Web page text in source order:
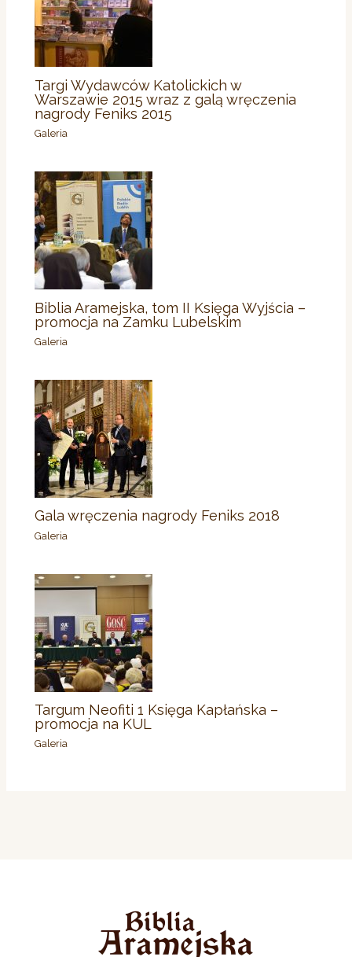
Targi Wydawców Katolickich w
Warszawie 2015 wraz z galą wręczenia
nagrody Feniks 2015
Galeria
Biblia Aramejska, tom II Księga Wyjścia –
promocja na Zamku Lubelskim
Galeria
Gala wręczenia nagrody Feniks 2018
Galeria
Targum Neofiti 1 Księga Kapłańska –
promocja na KUL
Galeria